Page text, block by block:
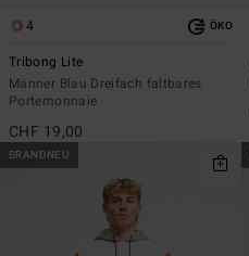
4 ÖKO
Tribong Lite
Männer Blau Dreifach faltbares
Portemonnaie
CHF 19,00
BRANDNEU